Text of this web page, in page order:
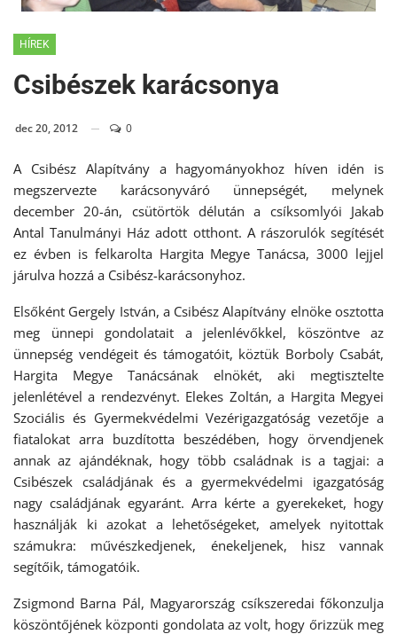
HÍREK
Csibészek karácsonya
dec 20, 2012 0
A Csibész Alapítvány a hagyományokhoz híven idén is
megszervezte karácsonyváró ünnepségét, melynek
december 20-án, csütörtök délután a csíksomlyói Jakab
Antal Tanulmányi Ház adott otthont. A rászorulók segítését
ez évben is felkarolta Hargita Megye Tanácsa, 3000 lejjel
járulva hozzá a Csibész-karácsonyhoz.
Elsőként Gergely István, a Csibész Alapítvány elnöke osztotta
meg ünnepi gondolatait a jelenlévőkkel, köszöntve az
ünnepség vendégeit és támogatóit, köztük Borboly Csabát,
Hargita Megye Tanácsának elnökét, aki megtisztelte
jelenlétével a rendezvényt. Elekes Zoltán, a Hargita Megyei
Szociális és Gyermekvédelmi Vezérigazgatóság vezetője a
fiatalokat arra buzdította beszédében, hogy örvendjenek
annak az ajándéknak, hogy több családnak is a tagjai: a
Csibészek családjának és a gyermekvédelmi igazgatóság
nagy családjának egyaránt. Arra kérte a gyerekeket, hogy
használják ki azokat a lehetőségeket, amelyek nyitottak
számukra: művészkedjenek, énekeljenek, hisz vannak
segítőik, támogatóik.
Zsigmond Barna Pál, Magyarország csíkszeredai főkonzulja
köszöntőjének központi gondolata az volt, hogy őrizzük meg